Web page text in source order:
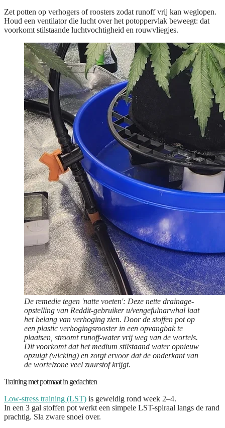
Zet potten op verhogers of roosters zodat runoff vrij kan weglopen.
Houd een ventilator die lucht over het potoppervlak beweegt: dat
voorkomt stilstaande luchtvochtigheid en rouwvliegjes.
De remedie tegen 'natte voeten': Deze nette drainage-
opstelling van Reddit-gebruiker u/vengefulnarwhal laat
het belang van verhoging zien. Door de stoffen pot op
een plastic verhogingsrooster in een opvangbak te
plaatsen, stroomt runoff-water vrij weg van de wortels.
Dit voorkomt dat het medium stilstaand water opnieuw
opzuigt (wicking) en zorgt ervoor dat de onderkant van
de wortelzone veel zuurstof krijgt.
Training met potmaat in gedachten
Low-stress training (LST) is geweldig rond week 2–4.
In een 3 gal stoffen pot werkt een simpele LST-spiraal langs de rand
prachtig. Sla zware snoei over.